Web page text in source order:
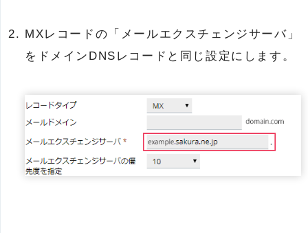
MXレコードの「メールエクスチェンジサーバ」
をドメインDNSレコードと同じ設定にします。